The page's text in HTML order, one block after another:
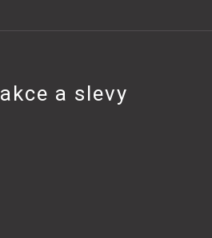
a slevy